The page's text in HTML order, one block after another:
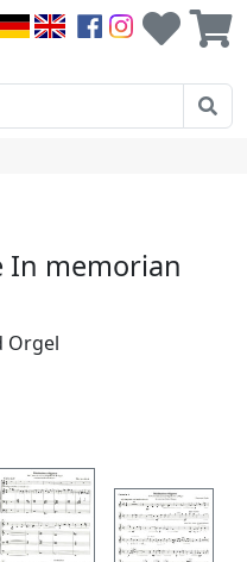
In memorian
Orgel